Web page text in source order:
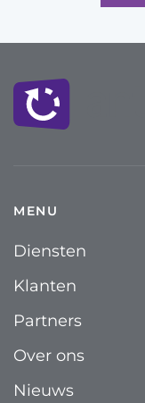
MENU
Diensten
Klanten
Partners
Over ons
Nieuws